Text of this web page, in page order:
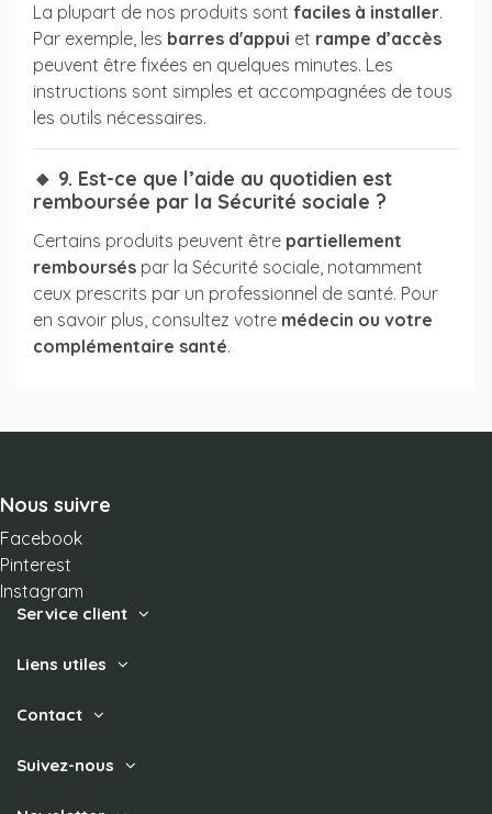
La plupart de nos produits sont faciles à installer.
Par exemple, les barres d'appui et rampe d’accès
peuvent être fixées en quelques minutes. Les
instructions sont simples et accompagnées de tous
les outils nécessaires.
🔸 9. Est-ce que l’aide au quotidien est
remboursée par la Sécurité sociale ?
Certains produits peuvent être partiellement
remboursés par la Sécurité sociale, notamment
ceux prescrits par un professionnel de santé. Pour
en savoir plus, consultez votre médecin ou votre
complémentaire santé.
Nous suivre
Facebook
Pinterest
Instagram
Service client
Liens utiles
Contact
Suivez-nous